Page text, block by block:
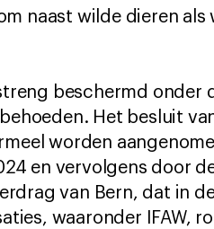
naast wilde dieren
beschermd onder
Het besluit
worden
en vervolgens door
van Bern, dat in
waaronder IFAW,